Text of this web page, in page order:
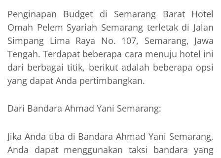
Penginapan Budget di Semarang Barat Hotel
Omah Pelem Syariah Semarang terletak di Jalan
Simpang Lima Raya No. 107, Semarang, Jawa
Tengah. Terdapat beberapa cara menuju hotel ini
dari berbagai titik, berikut adalah beberapa opsi
yang dapat Anda pertimbangkan.
Dari Bandara Ahmad Yani Semarang:
Jika Anda tiba di Bandara Ahmad Yani Semarang,
Anda dapat menggunakan taksi bandara yang